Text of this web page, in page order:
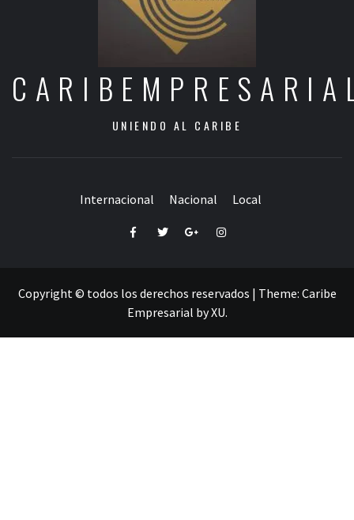
UNIENDO AL CARIBE
Internacional Nacional Local
FacebookTwitterGoogle+Instagram
Copyright © todos los derechos reservados | Theme: Caribe
Empresarial byXU.